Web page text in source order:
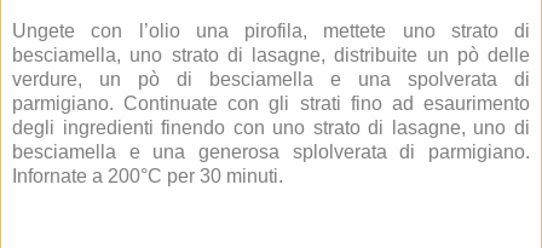
Ungete con l’olio una pirofila, mettete uno strato di
besciamella, uno strato di lasagne, distribuite un pò delle
verdure, un pò di besciamella e una spolverata di
parmigiano. Continuate con gli strati fino ad esaurimento
degli ingredienti finendo con uno strato di lasagne, uno di
besciamella e una generosa splolverata di parmigiano.
Infornate a 200°C per 30 minuti.